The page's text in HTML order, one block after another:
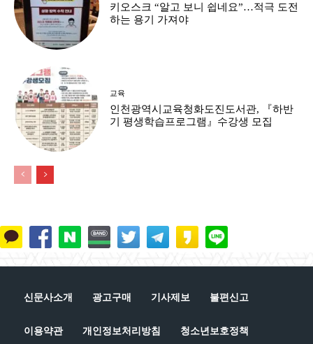
키오스크 “알고 보니 쉽네요”…적극 도전
하는 용기 가져야
교육
인천광역시교육청화도진도서관, 『하반
기 평생학습프로그램』수강생 모집
신문사소개 광고구매 기사제보 불편신고
이용약관 개인정보처리방침 청소년보호정책